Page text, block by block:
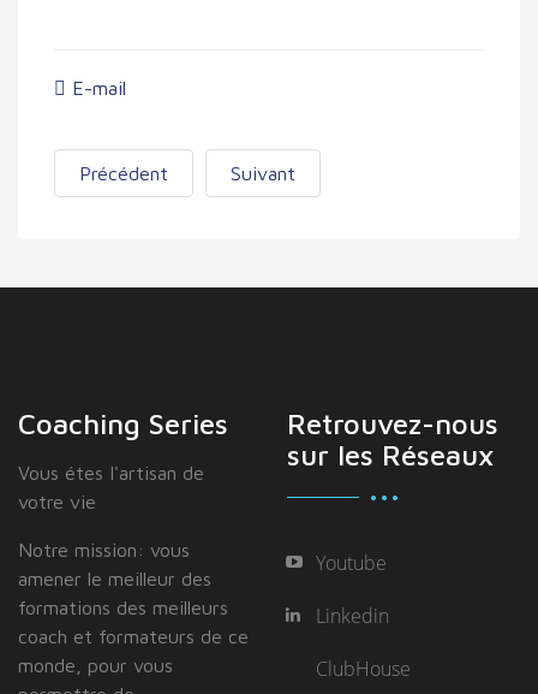
E-mail
Précédent Suivant
Coaching Series
Vous étes I'artisan de
votre vie
Notre mission: vous
amener le meilleur des
formations des meilleurs
coach et formateurs de ce
monde, pour vous
Retrouvez-nous
sur les Réseaux
Youtube
Linkedin
ClubHouse